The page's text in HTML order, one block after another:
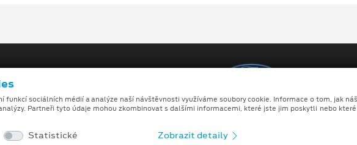
Copyright ©2026 AUTO DORDA s.r.o.
funkcí sociálních médií a analýze naší návštěvnosti využíváme soubory cookie. Informace o tom, jak
Partneři tyto údaje mohou zkombinovat s dalšími informacemi, které jste jim poskytli nebo
Statistické Zobrazit detaily